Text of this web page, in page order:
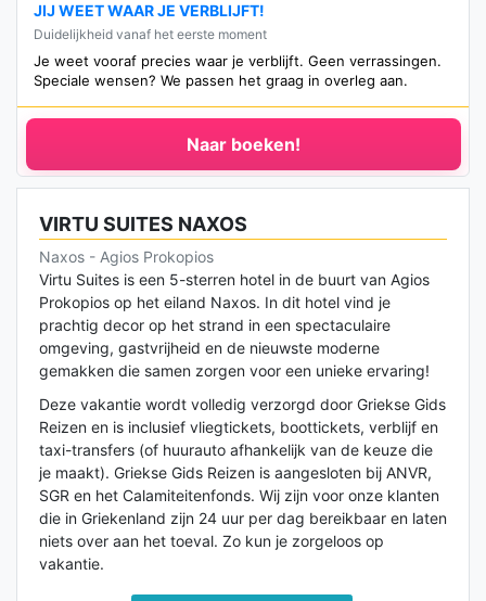
JIJ WEET WAAR JE VERBLIJFT!
Duidelijkheid vanaf het eerste moment
Je weet vooraf precies waar je verblijft. Geen verrassingen.
Speciale wensen? We passen het graag in overleg aan.
Naar boeken!
VIRTU SUITES NAXOS
Naxos - Agios Prokopios
Virtu Suites is een 5-sterren hotel in de buurt van Agios
Prokopios op het eiland Naxos. In dit hotel vind je
prachtig decor op het strand in een spectaculaire
omgeving, gastvrijheid en de nieuwste moderne
gemakken die samen zorgen voor een unieke ervaring!
Deze vakantie wordt volledig verzorgd door Griekse Gids
Reizen en is inclusief vliegtickets, boottickets, verblijf en
taxi-transfers (of huurauto afhankelijk van de keuze die
je maakt). Griekse Gids Reizen is aangesloten bij ANVR,
SGR en het Calamiteitenfonds. Wij zijn voor onze klanten
die in Griekenland zijn 24 uur per dag bereikbaar en laten
niets over aan het toeval. Zo kun je zorgeloos op
vakantie.